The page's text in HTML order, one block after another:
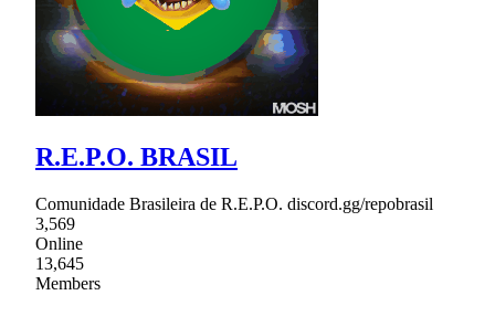
R.E.P.O. BRASIL
Comunidade Brasileira de R.E.P.O. discord.gg/repobrasil
3,569
Online
13,645
Members